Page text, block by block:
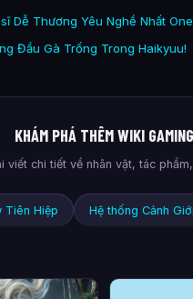
Dễ Thương Yêu Nghề Nhất
Đầu Gà Trống Trong Haikyuu!
KHÁM PHÁ THÊM WIKI GAMING
viết chi tiết về nhân vật, tác
Tiên Hiệp Hệ thống Cảnh